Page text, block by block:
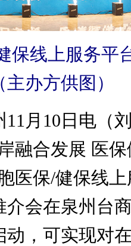
保线上服务平
办方供图）
月10日电（刘
融合发展 医
医保/健保线
介会在泉州台
动，可实现对